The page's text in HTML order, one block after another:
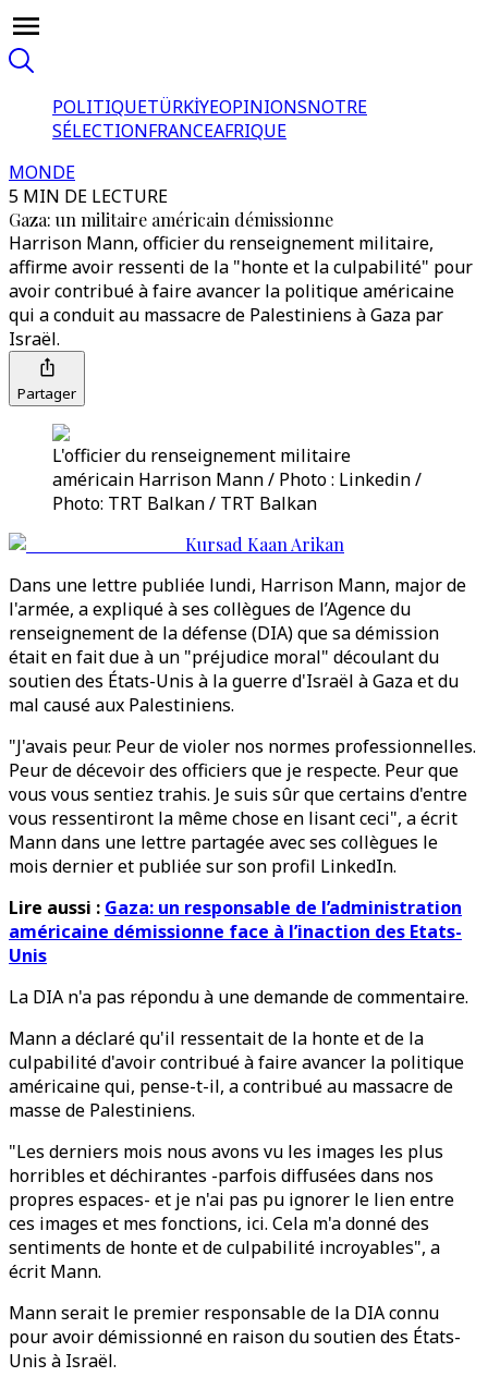
POLITIQUETÜRKİYEOPINIONSNOTRE
SÉLECTIONFRANCEAFRIQUE
MONDE
5 MIN DE LECTURE
Gaza: un militaire américain démissionne
Harrison Mann, officier du renseignement militaire,
affirme avoir ressenti de la "honte et la culpabilité" pour
avoir contribué à faire avancer la politique américaine
qui a conduit au massacre de Palestiniens à Gaza par
Israël.
Partager
L'officier du renseignement militaire
américain Harrison Mann / Photo : Linkedin /
Photo: TRT Balkan / TRT Balkan
Kursad Kaan Arikan
Dans une lettre publiée lundi, Harrison Mann, major de
l'armée, a expliqué à ses collègues de l’Agence du
renseignement de la défense (DIA) que sa démission
était en fait due à un "préjudice moral" découlant du
soutien des États-Unis à la guerre d'Israël à Gaza et du
mal causé aux Palestiniens.
"J'avais peur. Peur de violer nos normes professionnelles.
Peur de décevoir des officiers que je respecte. Peur que
vous vous sentiez trahis. Je suis sûr que certains d'entre
vous ressentiront la même chose en lisant ceci", a écrit
Mann dans une lettre partagée avec ses collègues le
mois dernier et publiée sur son profil LinkedIn.
Lire aussi : Gaza: un responsable de l’administration
américaine démissionne face à l’inaction des Etats-
Unis
La DIA n'a pas répondu à une demande de commentaire.
Mann a déclaré qu'il ressentait de la honte et de la
culpabilité d'avoir contribué à faire avancer la politique
américaine qui, pense-t-il, a contribué au massacre de
masse de Palestiniens.
"Les derniers mois nous avons vu les images les plus
horribles et déchirantes -parfois diffusées dans nos
propres espaces- et je n'ai pas pu ignorer le lien entre
ces images et mes fonctions, ici. Cela m'a donné des
sentiments de honte et de culpabilité incroyables", a
écrit Mann.
Mann serait le premier responsable de la DIA connu
pour avoir démissionné en raison du soutien des États-
Unis à Israël.